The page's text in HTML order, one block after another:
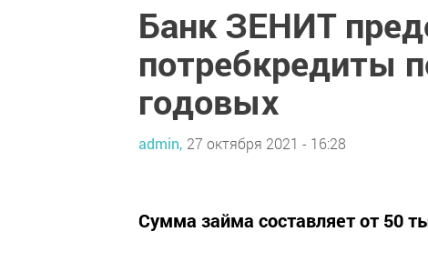
Банк ЗЕНИТ
потребкредиты
годовых
admin, 27 октября 2021 - 16:28
Сумма займа составляет от 50